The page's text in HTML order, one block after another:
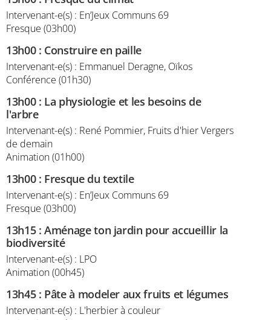
Intervenant-e(s) : En’Jeux Communs 69
Fresque (03h00)
13h00: Construire en paille
Intervenant-e(s) : Emmanuel Deragne, Oïkos
Conférence (01h30)
13h00: La physiologie et les besoins de
l'arbre
Intervenant-e(s) : René Pommier, Fruits d'hier Vergers
de demain
Animation (01h00)
13h00: Fresque du textile
Intervenant-e(s) : En’Jeux Communs 69
Fresque (03h00)
13h15:Aménage ton jardin pour accueillir la
biodiversité
Intervenant-e(s) : LPO
Animation (00h45)
13h45: Pâte à modeler aux fruits et légumes
Intervenant-e(s) : L'herbier à couleur